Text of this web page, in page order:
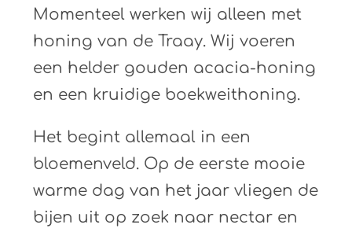
Momenteel werken wij alleen met
honing van de Traay. Wij voeren
een helder gouden acacia-honing
en een kruidige boekweithoning.
Het begint allemaal in een
bloemenveld. Op de eerste mooie
warme dag van het jaar vliegen de
bijen uit op zoek naar nectar en